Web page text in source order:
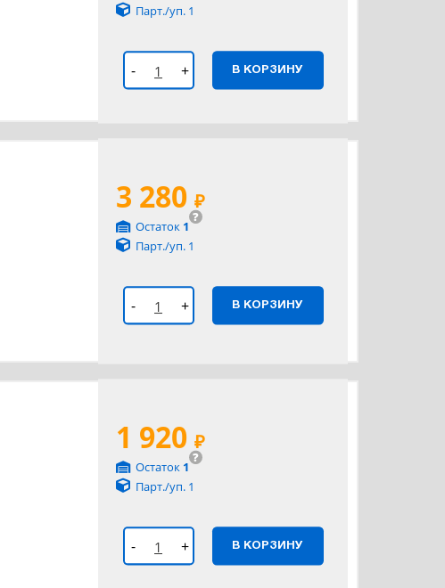
Парт./уп. 1
- + В КОРЗИНУ
3 280 ₽
?
Остаток 1
Парт./уп. 1
- + В КОРЗИНУ
1 920 ₽
?
Остаток 1
Парт./уп. 1
- + В КОРЗИНУ